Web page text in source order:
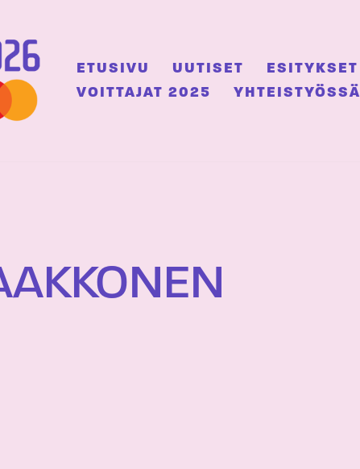
ETUSIVU UUTISET ESITYKSET
VOITTAJAT 2025
YHTEISTYÖSSÄ